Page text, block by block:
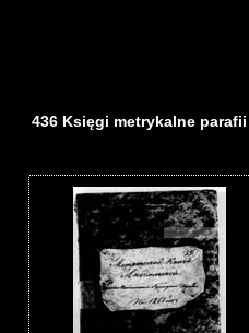
436 Księgi metrykalne